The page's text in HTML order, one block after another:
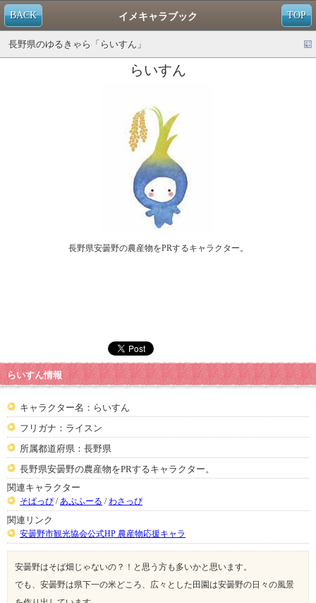
TOP
BACK イメキャラブック
長野県のゆるきゃら「らいすん」
らいすん
長野県安曇野の農産物をPRするキャラクター。
らいすん情報
キャラクター名：らいすん
フリガナ：ライスン
所属都道府県：長野県
長野県安曇野の農産物をPRするキャラクター。
関連キャラクター
そぱっぴ/あぷふーる /わさっぴ
関連リンク
安曇野市観光協会公式HP 農産物応援キャラ
安曇野はそば畑じゃないの？！と思う方も多いかと思います。
でも、安曇野は県下一の米どころ、広々とした田園は安曇野の日々の風景